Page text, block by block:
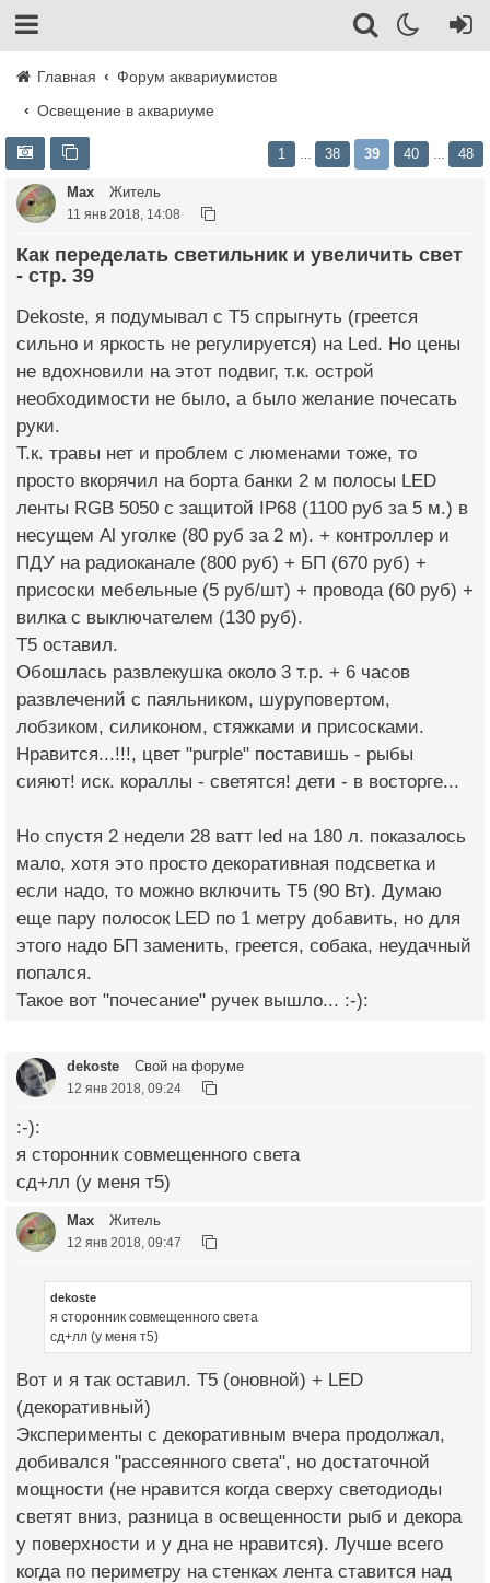
Главная
Форум аквариумистов
Освещение в аквариуме
1 38 39 40 48
Max Житель
11 янв 2018, 14:08
Как переделать светильник и увеличить свет
- стр. 39
Dekoste, я подумывал с Т5 спрыгнуть (греется
сильно и яркость не регулируется) на Led. Но цены
не вдохновили на этот подвиг, т.к. острой
необходимости не было, а было желание почесать
руки.
Т.к. травы нет и проблем с люменами тоже, то
просто вкорячил на борта банки 2 м полосы LED
ленты RGB 5050 с защитой IP68 (1100 руб за 5 м.) в
несущем Аl уголке (80 руб за 2 м). + контроллер и
ПДУ на радиоканале (800 руб) + БП (670 руб) +
присоски мебельные (5 руб/шт) + провода (60 руб) +
вилка с выключателем (130 руб).
Т5 оставил.
Обошлась развлекушка около 3 т.р. + 6 часов
развлечений с паяльником, шуруповертом,
лобзиком, силиконом, стяжками и присосками.
Нравится...!!!, цвет "purple" поставишь - рыбы
сияют! иск. кораллы - светятся! дети - в восторге...
Но спустя 2 недели 28 ватт led на 180 л. показалось
мало, хотя это просто декоративная подсветка и
если надо, то можно включить Т5 (90 Вт). Думаю
еще пару полосок LED по 1 метру добавить, но для
этого надо БП заменить, греется, собака, неудачный
попался.
Такое вот "почесание" ручек вышло... :-):
dekoste Свой на форуме
12 янв 2018, 09:24
:-):
я сторонник совмещенного света
сд+лл (у меня т5)
Max Житель
12 янв 2018, 09:47
dekoste
я сторонник совмещенного света
сд+лл (у меня т5)
Вот и я так оставил. Т5 (оновной) + LED
(декоративный)
Эксперименты с декоративным вчера продолжал,
добивался "рассеянного света", но достаточной
мощности (не нравится когда сверху светодиоды
светят вниз, разница в освещенности рыб и декора
у поверхности и у дна не нравится). Лучше всего
когда по периметру на стенках лента ставится над